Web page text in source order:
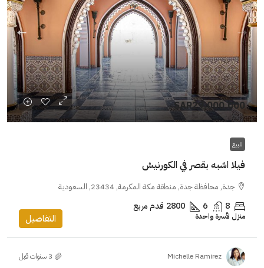
SAR29,000,000
للبيع
فيلا اشبه بقصر في الكورنيش
جدة, محافظة جدة, منطقة مكة المكرمة, 23434, السعودية
8
6
2800قدم مربع
منزل لأسرة واحدة التفاصيل
Michelle Ramirez